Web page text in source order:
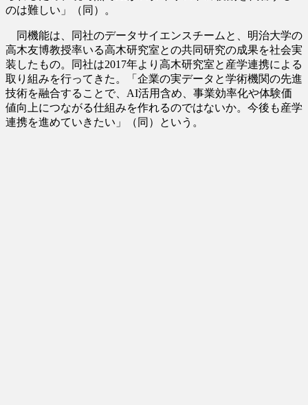
のは難しい」（同）。
同機能は、同社のデータサイエンスチームと、明治大学の
高木友博教授率いる高木研究室との共同研究の成果を社会実
装したもの。同社は2017年より高木研究室と産学連携による
取り組みを行ってきた。「企業の実データと学術機関の先進
技術を融合することで、AI活用含め、事業効率化や体験価
値向上につながる仕組みを作れるのではないか。今後も産学
連携を進めていきたい」（同）という。